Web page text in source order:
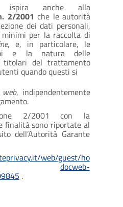
ispira anche alla
2/2001che le autorità
dei dati personali,
per la raccolta di
, e, in particolare, le
e la natura delle
del trattamento
quando questi si
web, indipendentemente
2/2001 con la
finalità sono riportate al
dell’Autorità Garante
web/guest/ho
docweb-
.